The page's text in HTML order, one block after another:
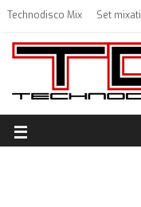
Technodisco Mix Set mixati